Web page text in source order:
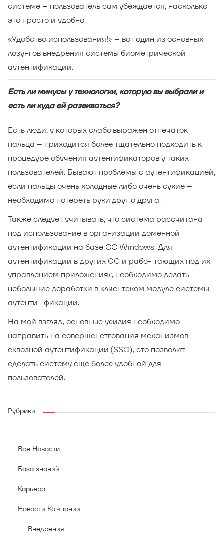
системе – пользователь сам убеждается, насколько
это просто и удобно.
«Удобство использования!» – вот один из основных
лозунгов внедрения системы биометрической
аутентификации.
Есть ли минусы у технологии, которую вы выбрали и
есть ли куда ей развиваться?
Есть люди, у которых слабо выражен отпечаток
пальца – приходится более тщательно подходить к
процедуре обучения аутентификаторов у таких
пользователей. Бывают проблемы с аутентификацией,
если пальцы очень холодные либо очень сухие –
необходимо потереть руки друг о друга.
Также следует учитывать, что система рассчитана
под использование в организации доменной
аутентификации на базе ОС Windows. Для
аутентификации в других ОС и рабо- тающих под их
управлением приложениях, необходимо делать
небольшие доработки в клиентском модуле системы
аутенти- фикации.
На мой взгляд, основные усилия необходимо
направить на совершенствования механизмов
сквозной аутентификации (SSO), это позволит
сделать систему еще более удобной для
пользователей.
Рубрики
Все Новости
База знаний
Карьера
Новости Компании
Внедрения